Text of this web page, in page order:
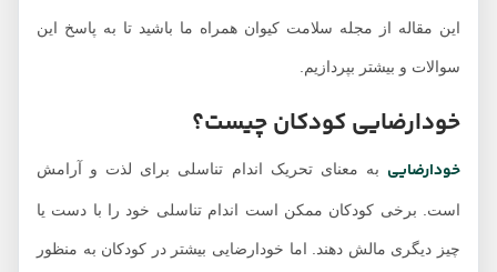
این مقاله از مجله سلامت کیوان همراه ما باشید تا به پاسخ این
سوالات و بیشتر بپردازیم.
خودارضایی کودکان چیست؟
خودارضاییبه معنای تحریک اندام تناسلی برای لذت و آرامش
است. برخی کودکان ممکن است اندام تناسلی خود را با دست یا
چیز دیگری مالش دهند. اما خودارضایی بیشتر در کودکان به منظور